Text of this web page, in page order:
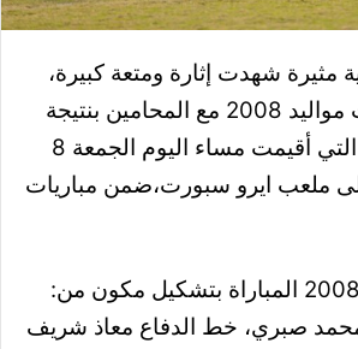
مثيرة شهدت إثارة ومتعة كبيرة،
تعادل ايرو سبورت مواليد 2008 مع المحامين بنتيجة
2-2، في المباراة التي أقيمت مساء اليوم الجمعة 8
2023، على ملعب ايرو سبورت،ضمن مباريات
صبري، خط الدفاع معاذ شريف